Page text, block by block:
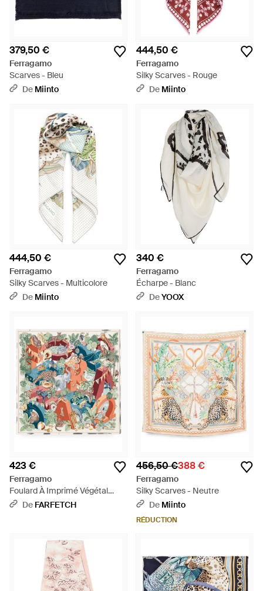
379,50 €
Ferragamo
Scarves - Bleu
De Miinto
444,50 €
Ferragamo
Silky Scarves - Rouge
De Miinto
444,50 €
Ferragamo
Silky Scarves - Multicolore
De Miinto
340 €
Ferragamo
Écharpe - Blanc
DeYOOX
423 €
Ferragamo
Foulard À Imprimé Végétal
Jungle - Blanc
De FARFETCH
456,50 €388 €
Ferragamo
Silky Scarves - Neutre
De Miinto
RÉDUCTION